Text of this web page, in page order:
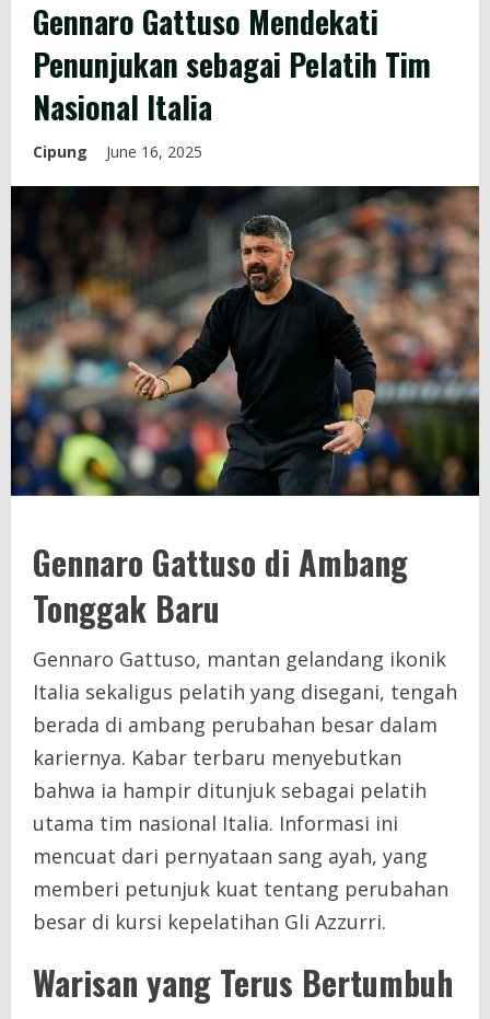
Gennaro Gattuso Mendekati
Penunjukan sebagai Pelatih Tim
Nasional Italia
Cipung June 16, 2025
Gennaro Gattuso di Ambang
Tonggak Baru
Gennaro Gattuso, mantan gelandang ikonik
Italia sekaligus pelatih yang disegani, tengah
berada di ambang perubahan besar dalam
kariernya. Kabar terbaru menyebutkan
bahwa ia hampir ditunjuk sebagai pelatih
utama tim nasional Italia. Informasi ini
mencuat dari pernyataan sang ayah, yang
memberi petunjuk kuat tentang perubahan
besar di kursi kepelatihan Gli Azzurri.
Warisan yang Terus Bertumbuh